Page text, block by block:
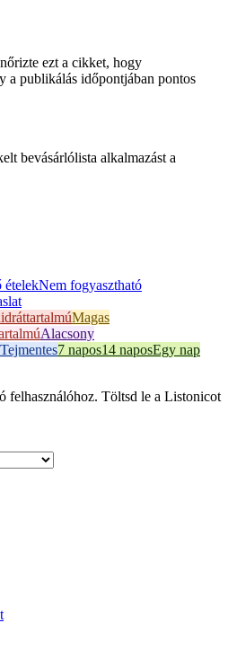
ezt a cikket, hogy
a publikálás időpontjában pontos
bevásárlólista alkalmazást a
ételekNem fogyasztható
Magas
Alacsony
Tejmentes7 napos14 naposEgy nap
felhasználóhoz. Töltsd le a Listonicot